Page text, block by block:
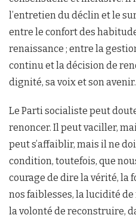
l’entretien du déclin et le
entre le confort des
renaissance ; entre la
continu et la décision de
dignité, sa voix et son avenir.
Le Parti socialiste peut
renoncer. Il peut vaciller,
peut s’affaiblir, mais il ne
condition, toutefois, que
courage de dire la vérité, la
nos faiblesses, la lucidité
la volonté de reconstruire,